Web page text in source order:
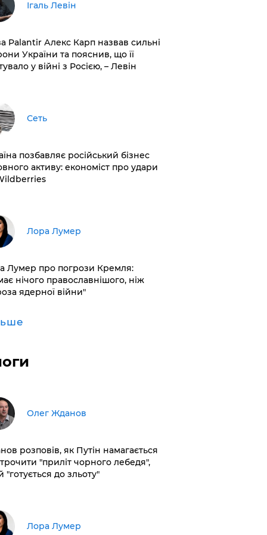
Ігаль Левін
Palantir Алекс Карп назвав сильні
України та пояснив, що її
у війні з Росією, – Левін
Сеть
позбавляє російський бізнес
активу: економіст про удари
​Лора Лумер
Лумер про погрози Кремля:
нічого православнішого, ніж
ядерної війни"
Олег Жданов
розповів, як Путін намагається
"приліт чорного лебедя",
"готується до зльоту"
​Лора Лумер